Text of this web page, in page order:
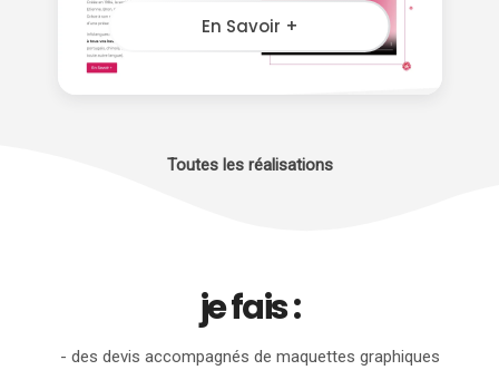
En Savoir +
Toutes les réalisations
je fais :
- des devis accompagnés de maquettes graphiques